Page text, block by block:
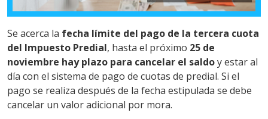
Se acerca la fecha límite del pago de la tercera cuota
del Impuesto Predial, hasta el próximo 25 de
noviembre hay plazo para cancelar el saldoy estar al
día con el sistema de pago de cuotas de predial. Si el
pago se realiza después de la fecha estipulada se debe
cancelar un valor adicional por mora.